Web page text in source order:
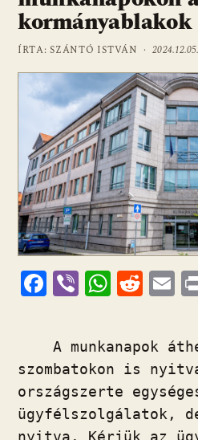
kormányablakok
ÍRTA: SZÁNTÓ ISTVÁN ·2024.12.05.
F
e
b
o
o
Vi
er
W
at
s
A
p
R
d
di
t
E
ai
l
A munkanapok
szombatokon is
országszerte
ügyfélszolgálatok,